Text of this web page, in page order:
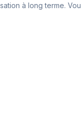
à long terme.